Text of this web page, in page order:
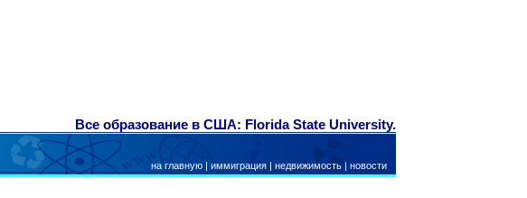
Все образование в США: Florida State University.
на главную | иммиграция | недвижимость | новости